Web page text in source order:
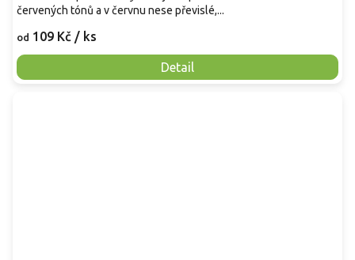
od 109 Kč / ks
Detail
červených tónů a v červnu nese převislé,...